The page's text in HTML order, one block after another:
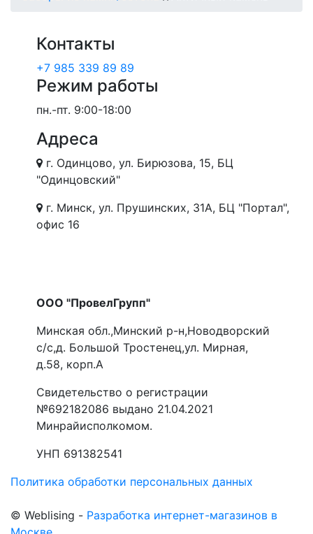
Контакты
+7 985 339 89 89
Режим работы
пн.-пт. 9:00-18:00
Адреса
г. Одинцово, ул. Бирюзова, 15, БЦ
"Одинцовский"
г. Минск, ул. Прушинских, 31А, БЦ "Портал",
офис 16
ООО "ПровелГрупп"
Минская обл.,Минский р-н,Новодворский
с/с,д. Большой Тростенец,ул. Мирная,
д.58, корп.А
Свидетельство о регистрации
№692182086 выдано 21.04.2021
Минрайисполкомом.
УНП 691382541
© Weblising - Разработка интернет-магазинов в
Политика обработки персональных данных